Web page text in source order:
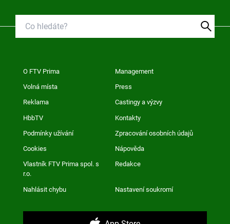
O FTV Prima Management
Volná místa Press
Reklama Castingy a výzvy
HbbTV Kontakty
Podmínky užívání Zpracování osobních údajů
Cookies Nápověda
Vlastník FTV Prima spol. s
r.o.
Redakce
Nahlásit chybu Nastavení soukromí